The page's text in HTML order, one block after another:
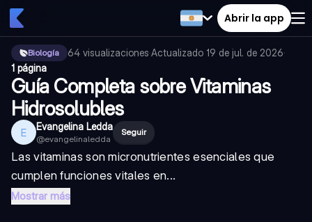
Abrir la app
Biología 64 visualizaciones·Actualizado 19 de jul. de 2026·
1 página
Guía Completa sobre Vitaminas
Hidrosolubles
E Evangelina Ledda
@evangelinaledda
Seguir
Las vitaminas son micronutrientes esenciales que
cumplen funciones vitales en...
Mostrar más